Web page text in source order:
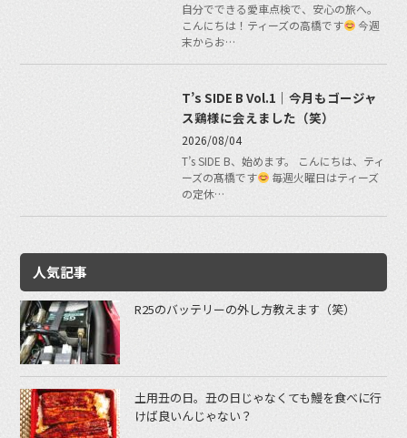
自分でできる愛車点検で、安心の旅へ。
こんにちは！ティーズの高橋です
今週
末からお…
T’s SIDE B Vol.1｜今月もゴージャ
ス鶏様に会えました（笑）
2026/08/04
T’s SIDE B、始めます。 こんにちは、ティ
ーズの髙橋です
毎週火曜日はティーズ
の定休…
人気記事
R25のバッテリーの外し方教えます（笑）
土用丑の日。丑の日じゃなくても鰻を食べに行
けば良いんじゃない？